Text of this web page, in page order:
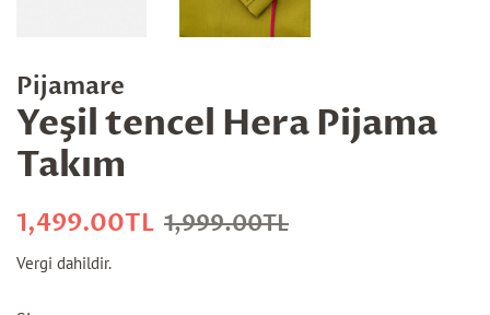
Pijamare
Yeşil tencel Hera Pijama
Takım
Normal
1,499.00TL İndirimli
1,999.00TL
Vergi dahildir.